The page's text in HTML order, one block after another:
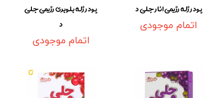
پودر ژله رژیمی انار جلی د
اتمام موجودی
پودر ژله بلوبری رژیمی جلی
د
اتمام موجودی